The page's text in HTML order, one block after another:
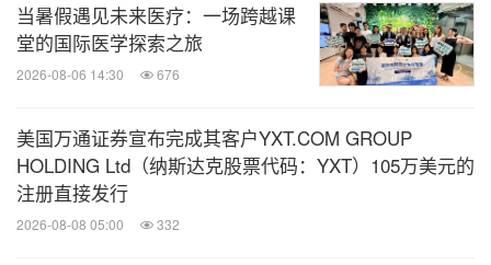
当暑假遇见未来医疗：一场跨越课
堂的国际医学探索之旅
2026-08-06 14:30 676
美国万通证券宣布完成其客户YXT.COM GROUP
HOLDING Ltd（纳斯达克股票代码：YXT）105万美元的
注册直接发行
2026-08-08 05:00 332